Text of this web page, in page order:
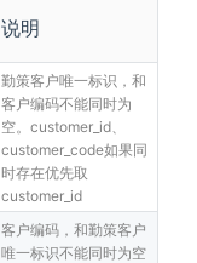
说明
勤策客户唯一标识，和
客户编码不能同时为
空。customer_id、
customer_code如果同
时存在优先取
customer_id
客户编码，和勤策客户
唯一标识不能同时为空